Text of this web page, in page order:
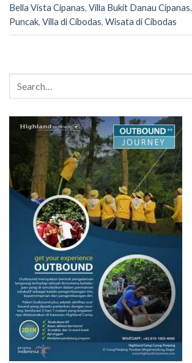
Bella Vista Cipanas, Villa Bukit Danau Cipanas,
Puncak, Villa di Cibodas, Wisata di Cibodas